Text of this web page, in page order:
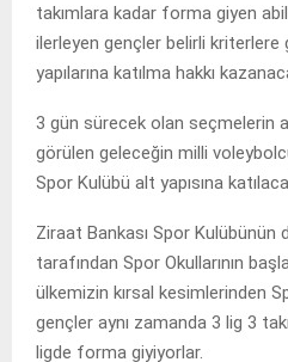
takımlara kadar forma giyen
ilerleyen gençler belirli kriterlere
yapılarına katılma hakkı
3 gün sürecek olan seçmelerin
görülen geleceğin milli
Spor Kulübü alt yapısına
Ziraat Bankası Spor Kulübünün
tarafından Spor Okullarının
ülkemizin kırsal kesimlerinden
gençler aynı zamanda 3 lig 3
ligde forma giyiyorlar.